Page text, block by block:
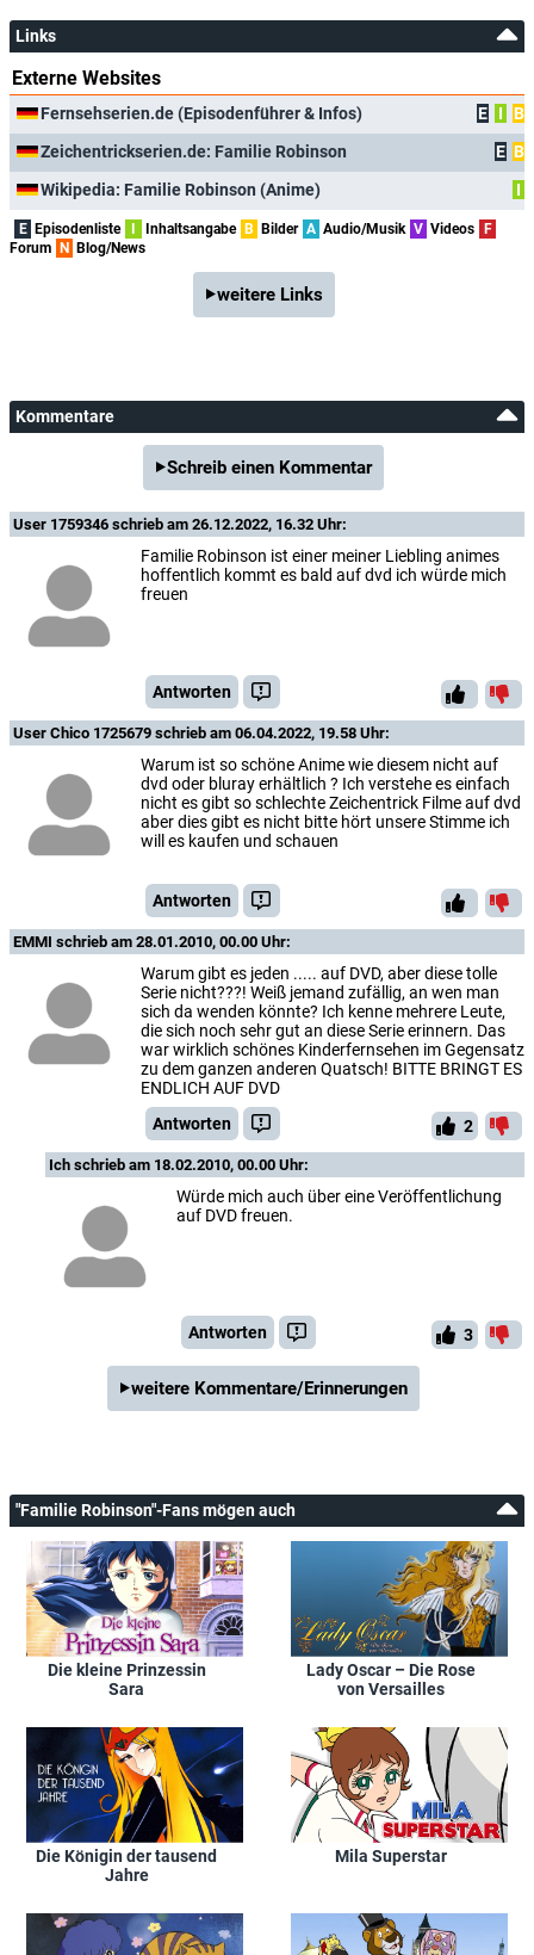
Links
Externe Websites
Fernsehserien.de (Episodenführer & Infos) E I
B
Zeichentrickserien.de: Familie Robinson
E B
Wikipedia: Familie Robinson (Anime)
I
E Episodenliste I Inhaltsangabe B Bilder A Audio/Musik V Videos F
Forum N Blog/News
weitere Links
Kommentare
Schreib einen Kommentar
User 1759346 schrieb am 26.12.2022, 16.32 Uhr:
Familie Robinson ist einer meiner Liebling animes
hoffentlich kommt es bald auf dvd ich würde mich
freuen
Antworten
User Chico 1725679 schrieb am 06.04.2022, 19.58 Uhr:
Warum ist so schöne Anime wie diesem nicht auf
dvd oder bluray erhältlich ? Ich verstehe es einfach
nicht es gibt so schlechte Zeichentrick Filme auf dvd
aber dies gibt es nicht bitte hört unsere Stimme ich
will es kaufen und schauen
Antworten
EMMI schrieb am 28.01.2010, 00.00 Uhr:
Warum gibt es jeden ..... auf DVD, aber diese tolle
Serie nicht???! Weiß jemand zufällig, an wen man
sich da wenden könnte? Ich kenne mehrere Leute,
die sich noch sehr gut an diese Serie erinnern. Das
war wirklich schönes Kinderfernsehen im Gegensatz
zu dem ganzen anderen Quatsch! BITTE BRINGT ES
ENDLICH AUF DVD
Antworten
2
Ich schrieb am 18.02.2010, 00.00 Uhr:
Würde mich auch über eine Veröffentlichung
auf DVD freuen.
Antworten 3
weitere Kommentare/Erinnerungen
"Familie Robinson"-Fans mögen auch
Die kleine Prinzessin
Sara
Lady Oscar – Die Rose
von Versailles
Die Königin der tausend
Jahre
Mila Superstar